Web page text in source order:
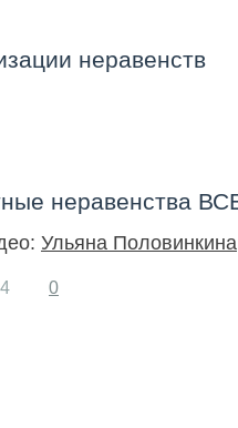
неравенств
неравенства
Ульяна Половинкина
0